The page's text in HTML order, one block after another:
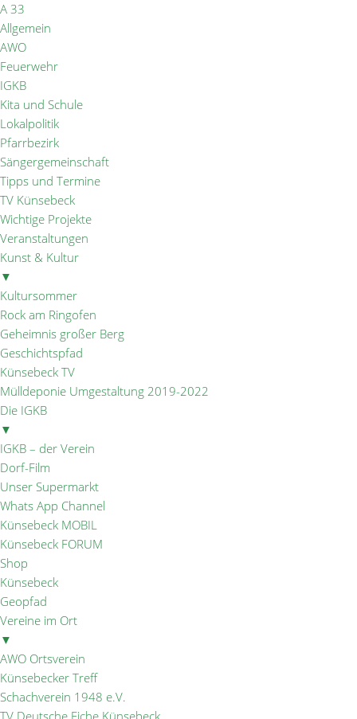
A 33
Allgemein
AWO
Feuerwehr
IGKB
Kita und Schule
Lokalpolitik
Pfarrbezirk
Sängergemeinschaft
Tipps und Termine
TV Künsebeck
Wichtige Projekte
Veranstaltungen
Kunst & Kultur
▼
Kultursommer
Rock am Ringofen
Geheimnis großer Berg
Geschichtspfad
Künsebeck TV
Mülldeponie Umgestaltung 2019-2022
Die IGKB
▼
IGKB – der Verein
Dorf-Film
Unser Supermarkt
Whats App Channel
Künsebeck MOBIL
Künsebeck FORUM
Shop
Künsebeck
Geopfad
Vereine im Ort
▼
AWO Ortsverein
Künsebecker Treff
Schachverein 1948 e.V.